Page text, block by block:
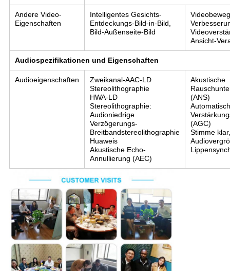
Andere Video-
Eigenschaften
Intelligentes Gesichts-
Entdeckungs-Bild-in-Bild,
Bild-Außenseite-Bild
Ansicht-
Audiospezifikationen und Eigenschaften
Audioeigenschaften
Zweikanal-AAC-LD
Stereolithographie
HWA-LD
Stereolithographie:
Audioniedrige
Verzögerungs-
Breitbandstereolithographie
Huaweis
Akustische Echo-
Annullierung (AEC)
Akustische
(ANS)
(AGC)
Stimme klar,